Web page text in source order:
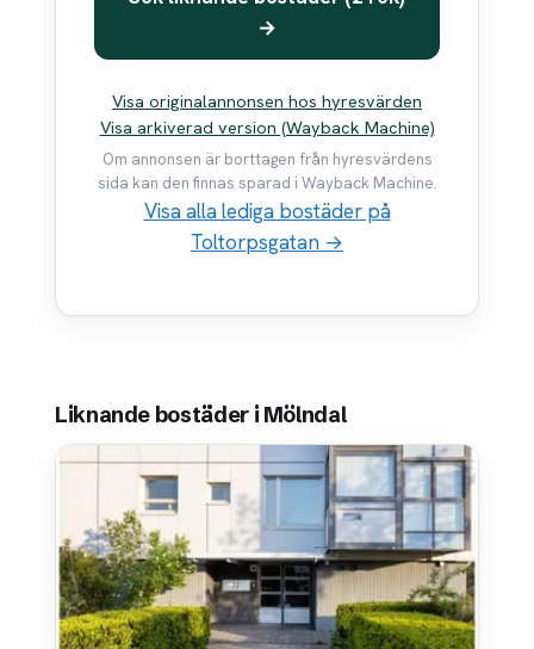
→
Visa originalannonsen hos hyresvärden
Visa arkiverad version (Wayback Machine)
Om annonsen är borttagen från hyresvärdens
sida kan den finnas sparad i Wayback Machine.
Visa alla lediga bostäder på
Toltorpsgatan →
Liknande bostäder i Mölndal